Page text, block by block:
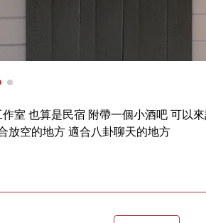
室 也算是民宿 附帶一個小酒吧 可以
放空的地方 適合八卦聊天的地方